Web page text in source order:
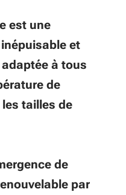
est une
et
à tous
de
tailles de
de
par